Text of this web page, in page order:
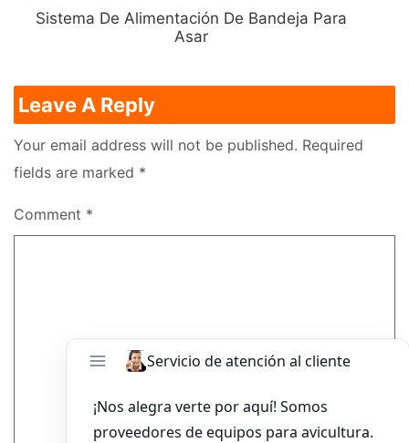
Sistema De Alimentación De Bandeja Para
Asar
Leave A Reply
Your email address will not be published. Required
fields are marked *
Comment *